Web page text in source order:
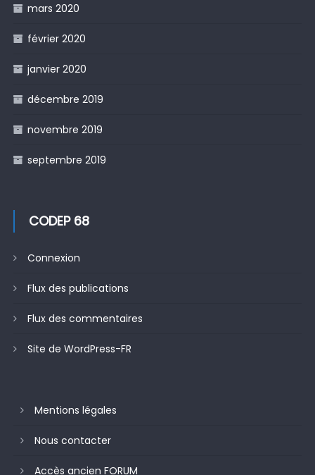
mars 2020
février 2020
janvier 2020
décembre 2019
novembre 2019
septembre 2019
CODEP 68
Connexion
Flux des publications
Flux des commentaires
Site de WordPress-FR
Mentions légales
Nous contacter
Accès ancien FORUM